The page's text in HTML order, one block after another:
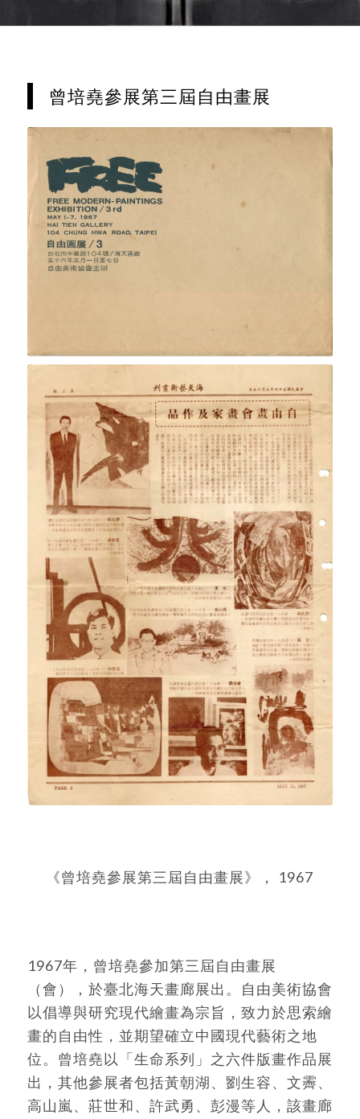
曾培堯參展第三屆自由畫展
《曾培堯參展第三屆自由畫展》， 1967
1967年，曾培堯參加第三屆自由畫展
（會），於臺北海天畫廊展出。自由美術協會
以倡導與研究現代繪畫為宗旨，致力於思索繪
畫的自由性，並期望確立中國現代藝術之地
位。曾培堯以「生命系列」之六件版畫作品展
出，其他參展者包括黃朝湖、劉生容、文霽、
高山嵐、莊世和、許武勇、彭漫等人，該畫廊